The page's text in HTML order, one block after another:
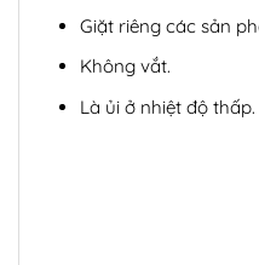
Giặt riêng các sản
Không vắt.
Là ủi ở nhiệt độ